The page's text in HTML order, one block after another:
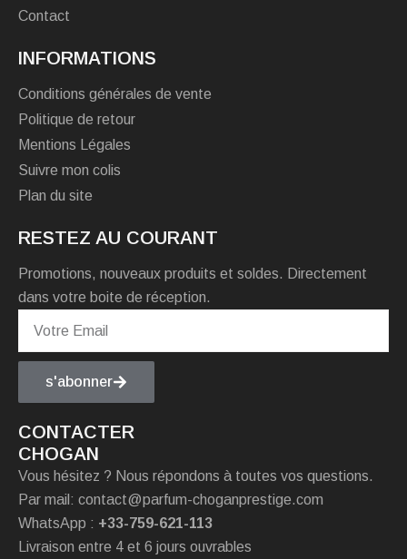
Contact
INFORMATIONS
Conditions générales de vente
Politique de retour
Mentions Légales
Suivre mon colis
Plan du site
RESTEZ AU COURANT
Promotions, nouveaux produits et soldes. Directement
dans votre boite de réception.
s'abonner
CONTACTER
CHOGAN
Vous hésitez ? Nous répondons à toutes vos questions.
Par mail: contact@parfum-choganprestige.com
WhatsApp : +33-759-621-113
Livraison entre 4 et 6 jours ouvrables